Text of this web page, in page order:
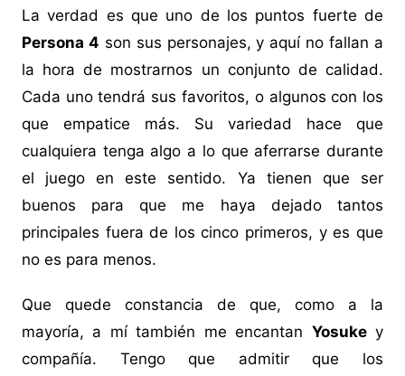
La verdad es que uno de los puntos fuerte de
Persona 4 son sus personajes, y aquí no fallan a
la hora de mostrarnos un conjunto de calidad.
Cada uno tendrá sus favoritos, o algunos con los
que empatice más. Su variedad hace que
cualquiera tenga algo a lo que aferrarse durante
el juego en este sentido. Ya tienen que ser
buenos para que me haya dejado tantos
principales fuera de los cinco primeros, y es que
no es para menos.
Que quede constancia de que, como a la
mayoría, a mí también me encantan Yosukey
compañía. Tengo que admitir que los